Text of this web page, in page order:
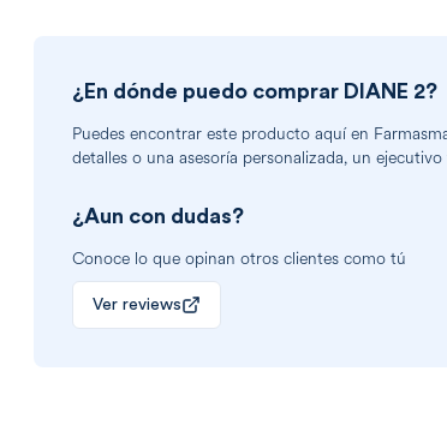
¿En dónde puedo comprar DIANE 2?
Puedes encontrar este producto aquí en
detalles o una asesoría personalizada, un
¿Aun con dudas?
Conoce lo que opinan otros clientes como tú
Ver reviews